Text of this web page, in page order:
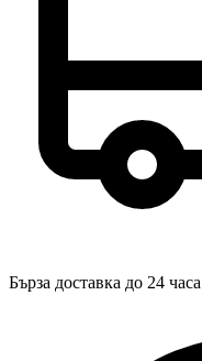
Бърза доставка до 24 часа